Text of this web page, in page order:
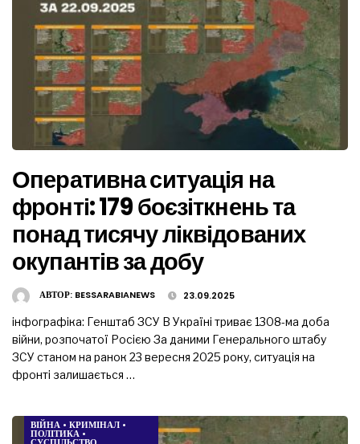
Оперативна ситуація на
фронті: 179 боєзіткнень та
понад тисячу ліквідованих
окупантів за добу
АВТОР: BESSARABIANEWS 23.09.2025
інфографіка: Генштаб ЗСУ В Україні триває 1308-ма доба
війни, розпочатої Росією За даними Генерального штабу
ЗСУ станом на ранок 23 вересня 2025 року, ситуація на
фронті залишається …
ВІЙНА • КРИМІНАЛ •
ПОЛІТИКА •